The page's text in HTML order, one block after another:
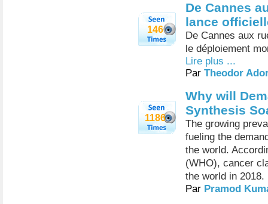
146
De Cannes
lance
De Cannes aux
le déploiement
Lire plus ...
Par Theodor
1186
Why will
Synthesis
The growing
fueling the
the world.
(WHO), cancer
the world in 2018.
Par Pramod